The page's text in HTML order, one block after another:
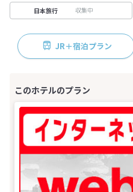
日本旅行 収集中
JR＋宿泊プラン